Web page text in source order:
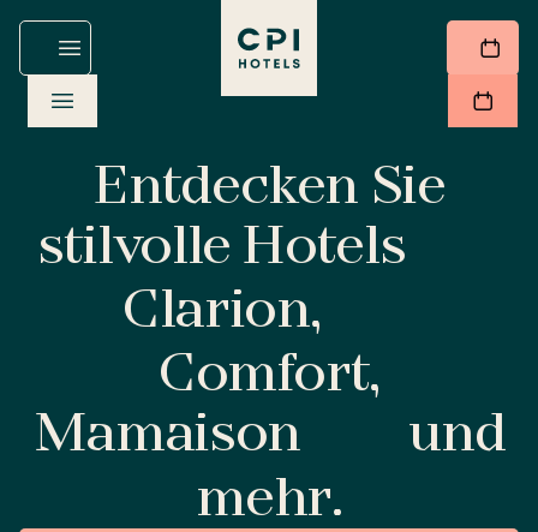
Entdecken Sie
stilvolle Hotels
Clarion,
Comfort,
Mamaison
und
mehr.